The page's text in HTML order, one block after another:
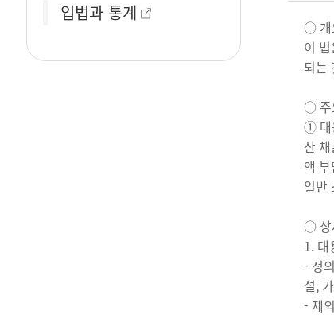
입법과 통계
○ 개
이
되는
○ 주
① 대
산
액
일반
○ 상
1. 대
- 정
설,
- 제